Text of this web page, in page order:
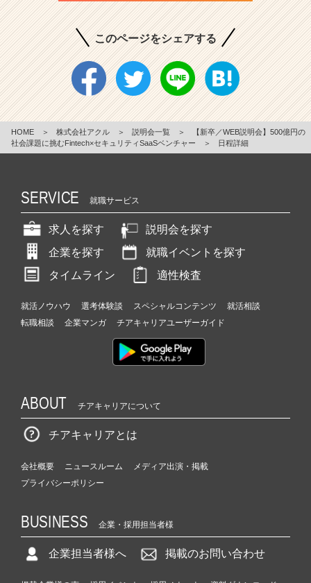
このページをシェアする
HOME ＞ 株式会社アクル ＞ 説明会一覧 ＞
【新卒／WEB説明会】500億円の
社会課題に挑むFintech×セキュリティSaaSベンチャー
＞ 日程詳細
SERVICE 就職サービス
求人を探す
説明会を探す
企業を探す
就職イベントを探す
タイムライン
適性検査
就活ノウハウ 選考体験談 スペシャルコンテンツ
就活相談
転職相談
企業マンガ チアキャリアユーザーガイド
ABOUT チアキャリアについて
チアキャリアとは
会社概要 ニュースルーム
メディア出演・掲載
プライバシーポリシー
BUSINESS 企業・採用担当者様
企業担当者様へ 掲載のお問い合わせ